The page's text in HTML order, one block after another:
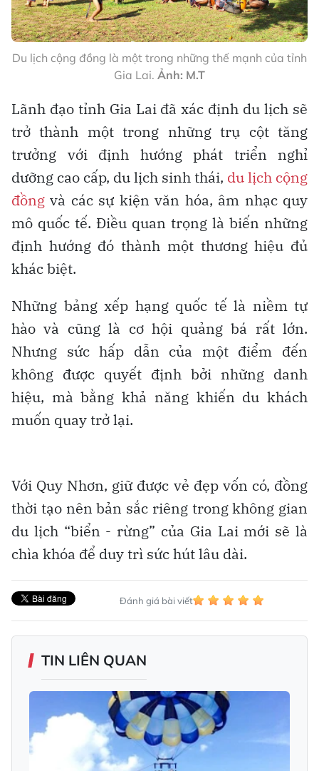
Du lịch cộng đồng là một trong những thế mạnh của tỉnh
Gia Lai. Ảnh: M.T
Lãnh đạo tỉnh Gia Lai đã xác định du lịch sẽ
trở thành một trong những trụ cột tăng
trưởng với định hướng phát triển nghỉ
dưỡng cao cấp, du lịch sinh thái, du lịch cộng
đồng và các sự kiện văn hóa, âm nhạc quy
mô quốc tế. Điều quan trọng là biến những
định hướng đó thành một thương hiệu đủ
khác biệt.
Những bảng xếp hạng quốc tế là niềm tự
hào và cũng là cơ hội quảng bá rất lớn.
Nhưng sức hấp dẫn của một điểm đến
không được quyết định bởi những danh
hiệu, mà bằng khả năng khiến du khách
muốn quay trở lại.
Với Quy Nhơn, giữ được vẻ đẹp vốn có, đồng
thời tạo nên bản sắc riêng trong không gian
du lịch “biển - rừng” của Gia Lai mới sẽ là
chìa khóa để duy trì sức hút lâu dài.
Đánh giá bài viết
TIN LIÊN QUAN